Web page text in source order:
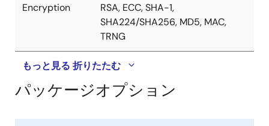
Encryption
RSA, ECC, SHA-1,
SHA224/SHA256, MD5, MAC,
TRNG
もっと見る 折りたたむ
パッケージオプション